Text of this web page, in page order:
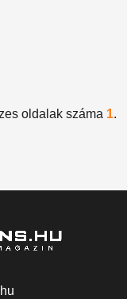
oldalak száma 1.